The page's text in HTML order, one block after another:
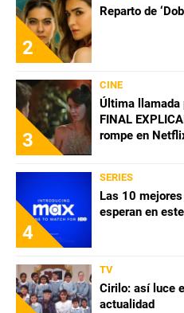
2
Reparto de
3
CINE
Última llamada
FINAL
rompe en
4
SERIES
Las 10
esperan en
TV
Cirilo: así luce
actualidad